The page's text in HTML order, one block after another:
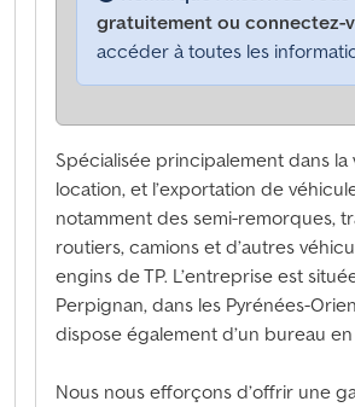
Spécialisée principalement dans la
location, et l’exportation de
notamment des semi-remorques,
routiers, camions et d’autres
engins de TP. L’entreprise est
Perpignan, dans les Pyrénées-
dispose également d’un bureau
Nous nous efforçons d’offrir une
gratuitement ou connectez-
accéder à toutes les